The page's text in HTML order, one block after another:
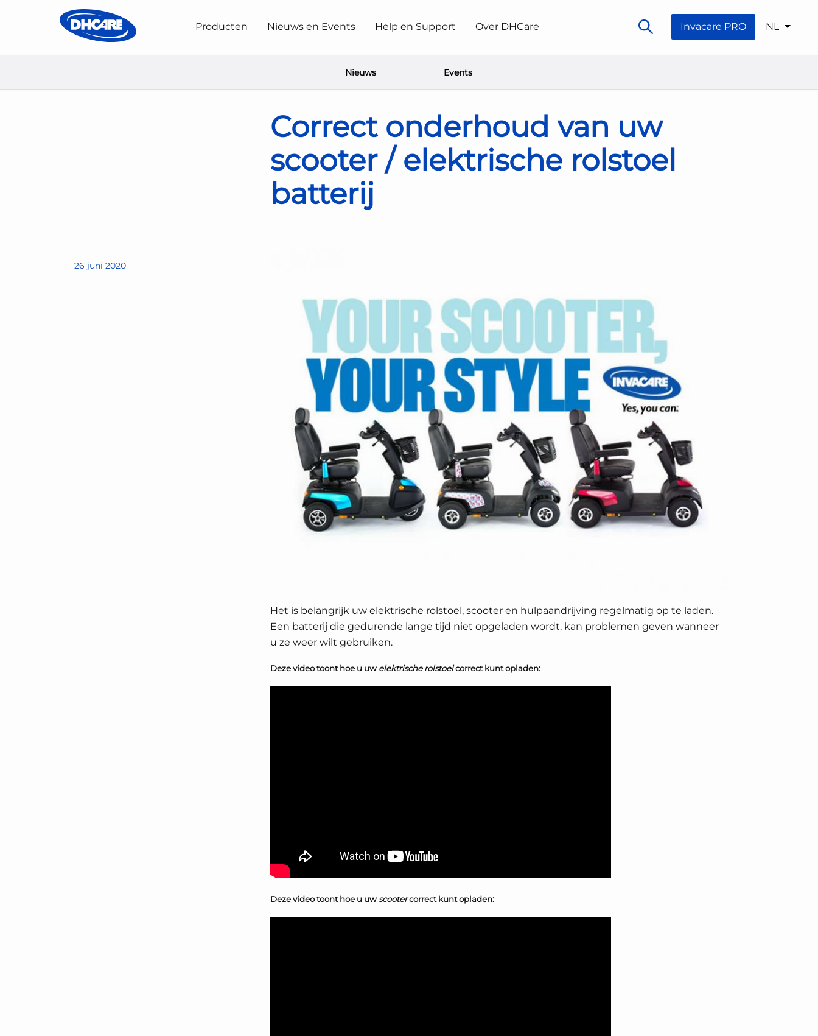
Producten Nieuws en Events
Nieuws Events
Help en Support Over DHCare NL
Invacare PRO
Correct onderhoud van uw scooter / elektrische rolstoel batterij
Correct onderhoud van uw
scooter / elektrische rolstoel
batterij
26 juni 2020
Het is belangrijk uw elektrische rolstoel, scooter en hulpaandrijving regelmatig op te laden.
Een batterij die gedurende lange tijd niet opgeladen wordt, kan problemen geven wanneer
u ze weer wilt gebruiken.
Deze video toont hoe u uw elektrische rolstoelcorrect kunt opladen:
Deze video toont hoe u uwscootercorrect kunt opladen: